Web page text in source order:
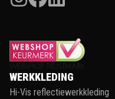
WERKKLEDING
Hi-Vis reflectiewerkkleding